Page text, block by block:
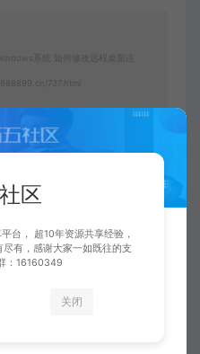
系统 如何修改远程桌面连
737.html
生成海报 复制本文链接
区
台， 超10年资源共享经验，
有，感谢大家一如既往的支
：16160349
关闭